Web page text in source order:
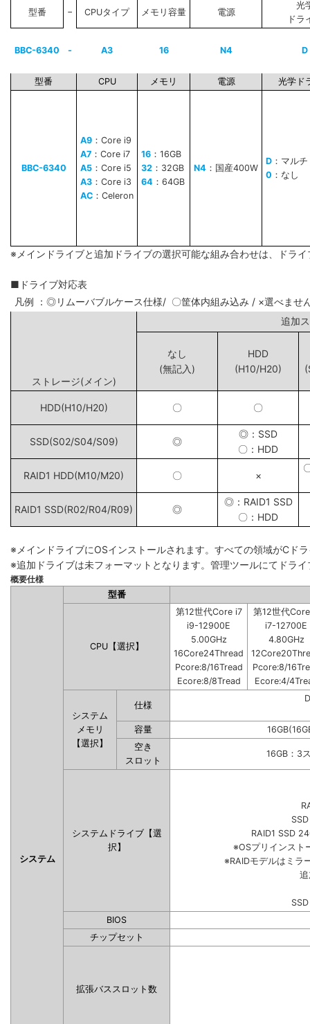
型番 − CPUタイプ メモリ容量 電源
光
ドラ
BBC-6340 - A3 16 N4 D
型番 CPU メモリ 電源 光学ド
BBC-6340
A9 ：Core i9
A7 ：Core i7
A5 ：Core i5
A3 ：Core i3
AC ：Celeron
16 ：16GB
32 ：32GB
64 ：64GB
N4 ：国産400W
D ：マル
0 ：なし
※メインドライブと追加ドライブの選択可能な組み合わせは、ドラ
■ドライブ対応表
凡例 ：◎リムーバブルケース仕様/ 〇筐体内組み込み / ×選べませ
ストレージ(メイン)
追
なし
(無記入)
HDD
(H10/H20)
HDD(H10/H20) 〇 〇
SSD(S02/S04/S09) ◎
◎：SSD
〇：HDD
RAID1 HDD(M10/M20) 〇 ×
RAID1 SSD(R02/R04/R09) ◎
◎：RAID1 SSD
〇：HDD
※メインドライブにOSインストールされます。すべての領域がCド
※追加ドライブは未フォーマットとなります。管理ツールにてドラ
概要仕様
システム
型番
CPU【選択】
第12世代Core i7
i9-12900E
5.00GHz
16Core24Thread
Pcore:8/16Tread
Ecore:8/8Tread
第12世代
i7-12700E
4.80GHz
Pcore:8/
Ecore:4/
システム
メモリ
【選択】
仕様
容量
空き
スロット
16GB：3
システムドライブ【選
択】
RAID1 SSD
※OSプリインスト
※RAIDモデルはミラ
BIOS
チップセット
拡張バススロット数